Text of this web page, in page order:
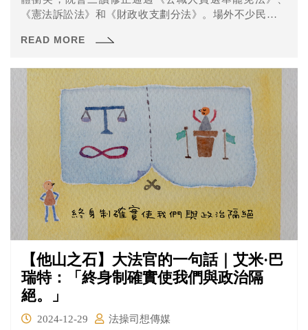
《憲法訴訟法》和《財政收支劃分法》。場外不少民眾集
訟。其中《公職人員選舉罷免法》修法更是引發社會關
READ MORE
【他山之石】大法官的一句話｜艾米·巴
瑞特：「終身制確實使我們與政治隔
絕。」
2024-12-29
法操司想傳媒